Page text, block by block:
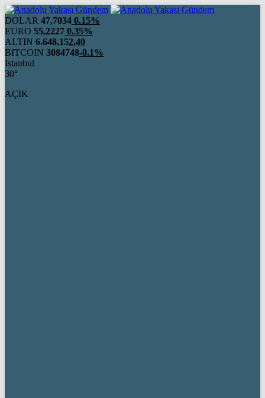
DOLAR 47,7034 0.15%
EURO 55,2227 0.35%
ALTIN 6.648,152,40
BITCOIN 3084748-0.1%
İstanbul
30°
AÇIK